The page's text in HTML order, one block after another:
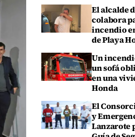
El alcalde
colabora
incendio
de Playa
Un
un sofá
en una
Honda
El
y
Lanzarote